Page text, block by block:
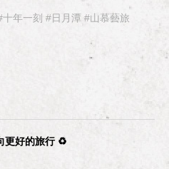
年一刻 #日月潭 #山慕藝旅
更好的旅行 ♻︎